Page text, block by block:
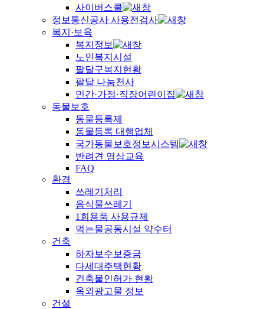
사이버스쿨
정보통신공사 사용전검사
복지·보육
복지정보
노인복지시설
팔달구복지현황
팔달 나눔천사
민간·가정·직장어린이집
동물보호
동물등록제
동물등록 대행업체
국가동물보호정보시스템
반려견 영상교육
FAQ
환경
쓰레기처리
음식물쓰레기
1회용품 사용규제
먹는물공동시설 약수터
건축
하자보수보증금
다세대주택현황
건축물인허가 현황
옥외광고물 정보
건설